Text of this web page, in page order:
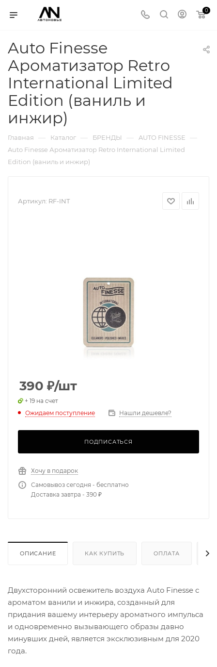
0
Auto Finesse
Ароматизатор Retro
International Limited
Edition (ваниль и
инжир)
Главная — Каталог — БРЕНДЫ — AUTO FINESSE —
Auto Finesse Ароматизатор Retro International Limited
Edition (ваниль и инжир)
Артикул: RF-INT
390 ₽/шт
+ 19 на счет
Ожидаем поступление
Нашли дешевле?
ПОДПИСАТЬСЯ
Хочу в подарок
Самовывоз сегодня - бесплатно
Доставка завтра - 390 ₽
ОПИСАНИЕ КАК КУПИТЬ ОПЛАТА
Двухсторонний освежитель воздуха Auto Finesse с
ароматом ванили и инжира, созданный для
придания вашему интерьеру ароматного импульса
и одновременно вызывающего образы давно
минувших дней, является эксклюзивным для 2020
года.